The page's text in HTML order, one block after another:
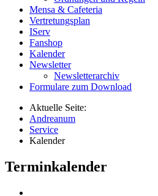
Mensa & Cafeteria
Vertretungsplan
IServ
Fanshop
Kalender
Newsletter
Newsletterarchiv
Formulare zum Download
Aktuelle Seite:
Andreanum
Service
Kalender
Terminkalender